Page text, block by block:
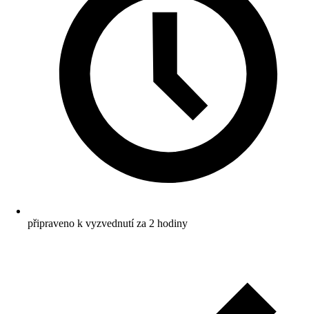
připraveno k vyzvednutí za 2 hodiny